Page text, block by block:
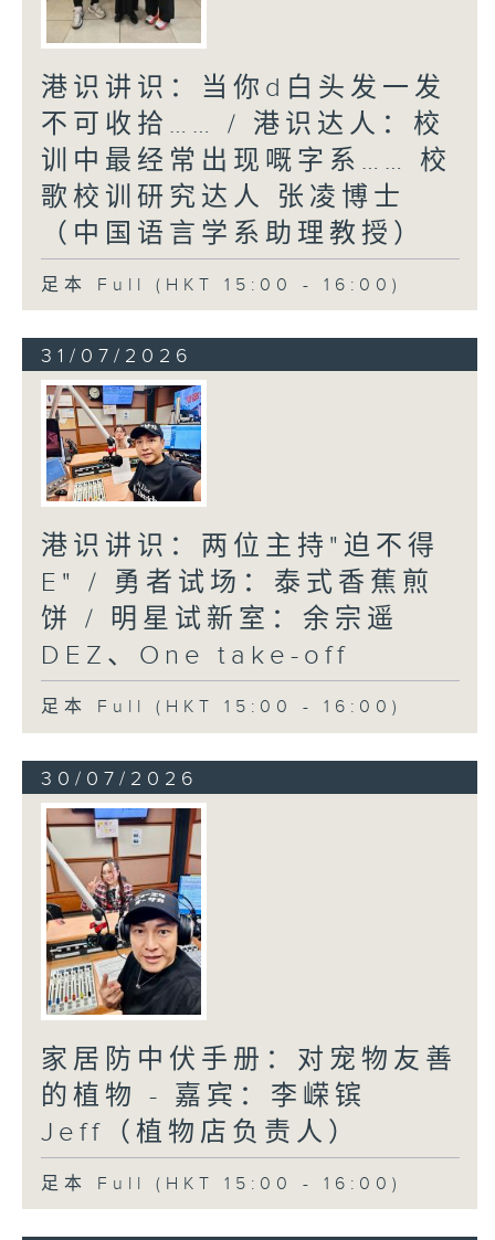
港识讲识：当你d白头发一发
不可收拾…… / 港识达人：校
训中最经常出现嘅字系…… 校
歌校训研究达人 张凌博士
（中国语言学系助理教授）
足本 Full (HKT 15:00 - 16:00)
31/07/2026
港识讲识：两位主持"迫不得
E" / 勇者试场：泰式香蕉煎
饼 / 明星试新室：余宗遥
DEZ、One take-off
足本 Full (HKT 15:00 - 16:00)
30/07/2026
家居防中伏手册：对宠物友善
的植物 - 嘉宾：李嵘镔
Jeff（植物店负责人）
足本 Full (HKT 15:00 - 16:00)